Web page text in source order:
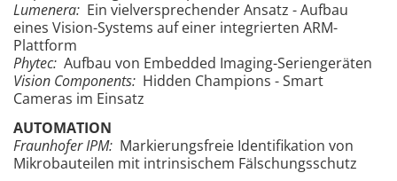
Lumenera: Ein vielversprechender Ansatz - Aufbau
eines Vision-Systems auf einer integrierten ARM-
Plattform
Phytec: Aufbau von Embedded Imaging-Seriengeräten
Vision Components: Hidden Champions - Smart
Cameras im Einsatz
AUTOMATION
Fraunhofer IPM: Markierungsfreie Identifikation von
Mikrobauteilen mit intrinsischem Fälschungsschutz